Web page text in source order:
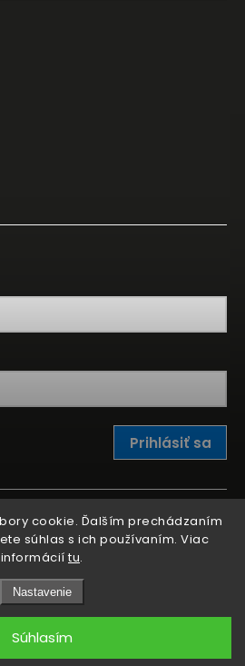
cookie. Ďalším prechádzaním
súhlas s ich používaním. Viac
informácií tu.
Nastavenie
Súhlasím
Prihlásiť sa